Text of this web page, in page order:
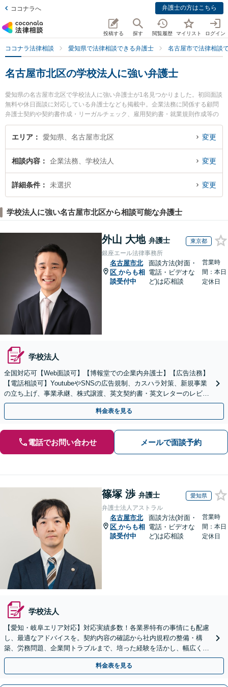
ココナラへ 弁護士の方はこちら
投稿する 探す 閲覧履歴 マイリスト ログイン
ココナラ法律相談 愛知県で法律相談できる弁護士 名古屋市で法律相談
名古屋市北区の学校法人に強い弁護士
愛知県の名古屋市北区で学校法人に強い弁護士が1名見つかりました。初回面談
無料や休日面談に対応している弁護士なども掲載中。企業法務に関係する顧問
弁護士契約や契約書作成・リーガルチェック、雇用契約書・就業規則作成等の
細かな分野での絞り込み検索もでき便利です。特に弁護士法人名古屋北法律事
務所の新山 直行弁護士のプロフィール情報や弁護士費用、強みなどが注目され
士を検索したい』『初回相談無料で学校法人を法律相談できる名古屋市北区内
の弁護士に相談予約したい』などでお困りの相談者さんにおすすめです。
エリア 愛知県、名古屋市北区 変更
相談内容 企業法務、学校法人 変更
詳細条件 未選択 変更
学校法人に強い名古屋市北区から相談可能な弁護士
外山 大地 弁護士 東京都
銀座エール法律事務所
名古屋市北
区 からも相
談受付中
面談方法(対面・
電話・ビデオな
ど)は応相談
営業時
間：本日
定休日
学校法人
全国対応可【Web面談可】【博報堂での企業内弁護士】【広告法務】
【電話相談可】YoutubeやSNSの広告規制、カスハラ対策、新規事業
の立ち上げ、事業承継、株式譲渡、英文契約書・英文レターのレビュ
ー・ドラフトなどに対応。
料金表を見る
電話でお問い合わせ メールで面談予約
篠塚 渉 弁護士 愛知県
弁護士法人アストラル
名古屋市北
区 からも相
談受付中
面談方法(対面・
電話・ビデオな
ど)は応相談
営業時
間：本日
定休日
学校法人
【愛知・岐阜エリア対応】対応実績多数！各業界特有の事情にも配慮
し、最適なアドバイスを。契約内容の確認から社内規程の整備・構
築、労務問題、企業間トラブルまで、培った経験を活かし、幅広く対
応いたします【オンライン面談OK（顧問締結後）】
料金表を見る